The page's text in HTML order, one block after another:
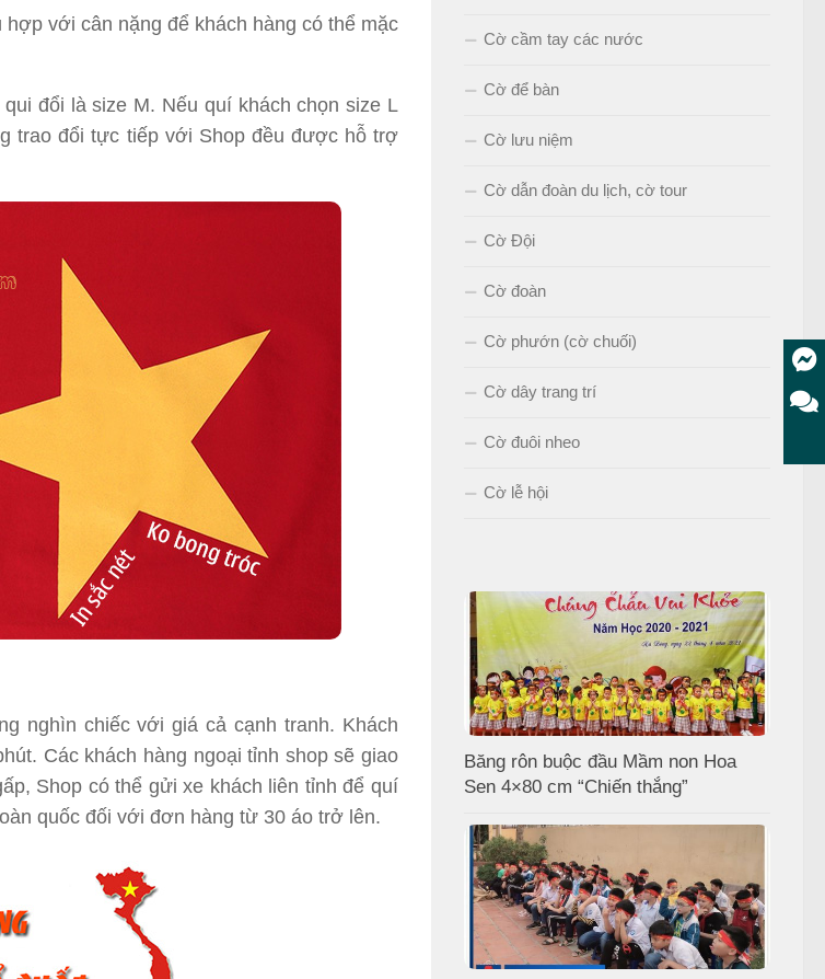
với cân nặng để khách hàng có thể mặc
đổi là size M. Nếu quí khách chọn size L
trao đổi tực tiếp với Shop đều được hỗ trợ
nghìn chiếc với giá cả cạnh tranh. Khách
Các khách hàng ngoại tỉnh shop sẽ giao
Shop có thể gửi xe khách liên tỉnh để quí
quốc đối với đơn hàng từ 30 áo trở lên.
Cờ cầm tay các nước
Cờ để bàn
Cờ lưu niệm
Cờ dẫn đoàn du lịch, cờ tour
Cờ Đội
Cờ đoàn
Cờ phướn (cờ chuối)
Cờ dây trang trí
Cờ đuôi nheo
Cờ lễ hội
Băng rôn buộc đầu Mầm non Hoa
Sen 4×80 cm “Chiến thắng”